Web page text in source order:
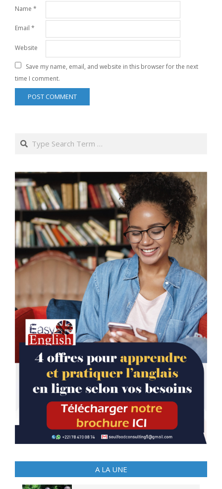
Name *
Email *
Website
Save my name, email, and website in this browser for the next
time I comment.
Search
A LA UNE